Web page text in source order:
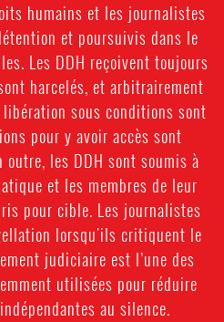
humains et les journalistes
et poursuivis dans le
Les DDH reçoivent toujours
harcelés, et arbitrairement
libération sous conditions sont
pour y avoir accès sont
outre, les DDH sont soumis à
et les membres de leur
pour cible. Les journalistes
lorsqu'ils critiquent le
judiciaire est l’une des
utilisées pour réduire
au silence.